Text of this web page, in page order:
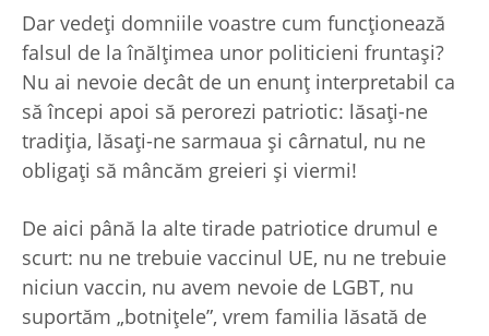
Dar vedeţi domniile voastre cum funcţionează
falsul de la înălţimea unor politicieni fruntaşi?
Nu ai nevoie decât de un enunţ interpretabil ca
să începi apoi să perorezi patriotic: lăsaţi-ne
tradiţia, lăsaţi-ne sarmaua şi cârnatul, nu ne
obligaţi să mâncăm greieri şi viermi!
De aici până la alte tirade patriotice drumul e
scurt: nu ne trebuie vaccinul UE, nu ne trebuie
niciun vaccin, nu avem nevoie de LGBT, nu
suportăm „botniţele”, vrem familia lăsată de